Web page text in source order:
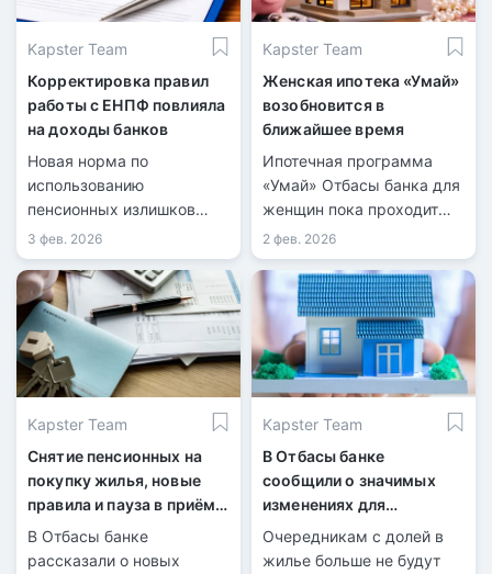
Kapster Team
Корректировка правил
работы с ЕНПФ повлияла
на доходы банков
Новая норма по
использованию
пенсионных излишков
ориентирована на
интересы заемщиков.
3 фев. 2026
Kapster Team
Женская ипотека «Умай»
возобновится в
ближайшее время
Ипотечная программа
«Умай» Отбасы банка для
женщин пока проходит
этап согласования.
2 фев. 2026
Kapster Team
Снятие пенсионных на
покупку жилья, новые
правила и пауза в приёме
заявок
В Отбасы банке
рассказали о новых
Kapster Team
В Отбасы банке
сообщили о значимых
изменениях для
очередников
Очередникам с долей в
жилье больше не будут